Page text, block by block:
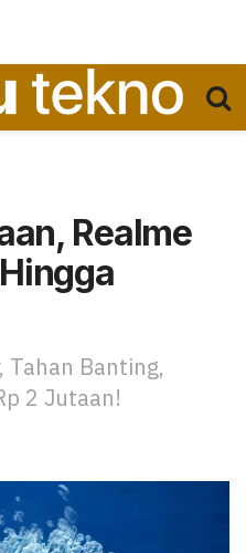
Realme
Tahan Banting,
2 Jutaan!